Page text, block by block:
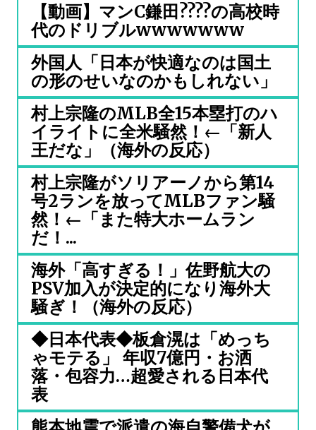
【動画】マンC鎌田????の高校時
代のドリブルwwwwwww
外国人「日本が快適なのは国土
の形のせいなのかもしれない」
村上宗隆のMLB全15本塁打のハ
イライトに全米騒然！←「新人
王だな」（海外の反応）
村上宗隆がソリアーノから第14
号2ランを放ってMLBファン騒
然！←「また特大ホームラン
だ！...
海外「高すぎる！」佐野航大の
PSV加入が決定的になり海外大
騒ぎ！（海外の反応）
◆日本代表◆板倉滉は「めっち
ゃモテる」 年収7億円・お洒
落・包容力…超愛される日本代
表